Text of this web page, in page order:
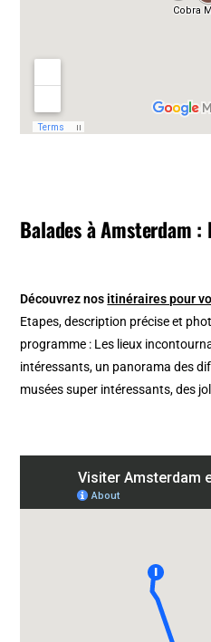
Balades à Amsterdam
Découvrez nos itinéraires pour
Etapes, description précise et
programme : Les lieux
intéressants, un panorama des
musées super intéressants, des